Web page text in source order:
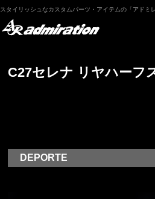
スタイリッシュなカスタムパーツ・アイテムの「アドミ
C27セレナ リヤハーフ
DEPORTE